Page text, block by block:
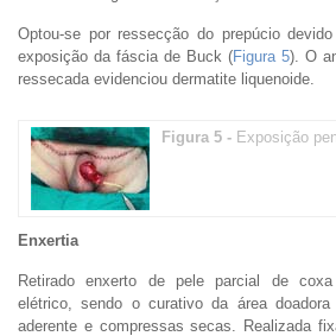
Optou-se por ressecção do prepúcio
exposição da fáscia de Buck (Figura 5). O
ressecada evidenciou dermatite liquenoide.
Figura 5 - Exposição
Enxertia
Retirado enxerto de pele parcial de
elétrico, sendo o curativo da área
aderente e compressas secas. Realizada